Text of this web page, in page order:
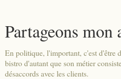
Partageons mon
En politique, l'important, c'est d'être
bistro d'autant que son métier
désaccords avec les clients.